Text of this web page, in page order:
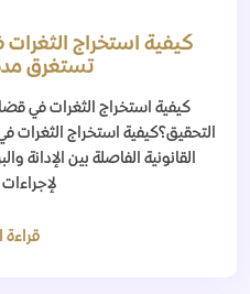
كيفية استخراج
تستغرق
كيفية استخراج الثغرات في
التحقيق؟كيفية استخراج الثغرات
القانونية الفاصلة بين الإدانة
قراءة